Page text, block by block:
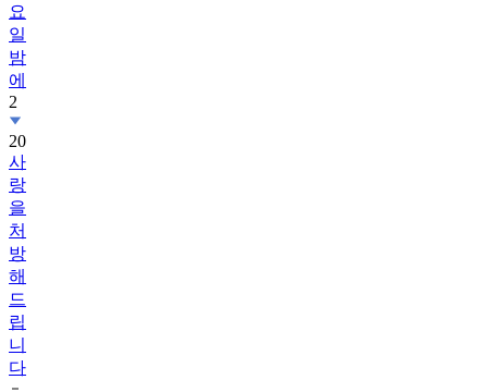
요
일
밤
에
2
20
사
랑
을
처
방
해
드
립
니
다